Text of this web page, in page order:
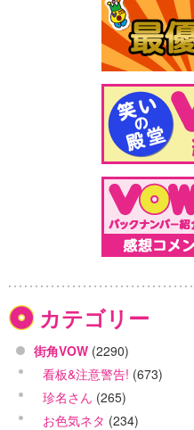
カテゴリー
街角VOW (2290)
看板&注意警告! (673)
珍名さん (265)
お色気ネタ (234)